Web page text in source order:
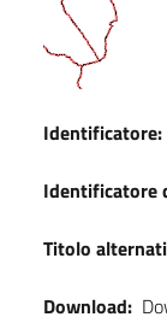
Identificatore:
Identificatore
Titolo
Download: